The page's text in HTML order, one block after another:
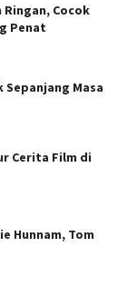
Cocok
Penat
Sepanjang Masa
Cerita Film di
Hunnam, Tom